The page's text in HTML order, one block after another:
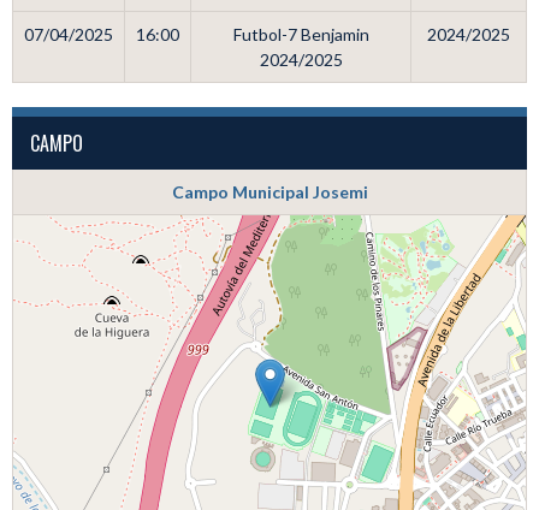
07/04/2025 16:00
Futbol-7 Benjamin
2024/2025
2024/2025
CAMPO
Campo Municipal Josemi